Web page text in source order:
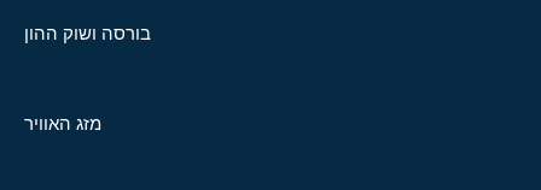
בורסה ושוק ההון
מזג האוויר